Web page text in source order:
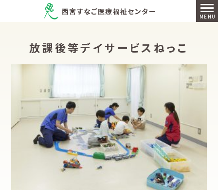
西宮すなご医療福祉センター
放課後等デイサービスねっこ